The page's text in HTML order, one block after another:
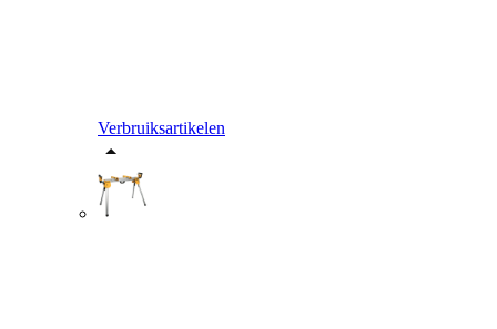
Verbruiksartikelen